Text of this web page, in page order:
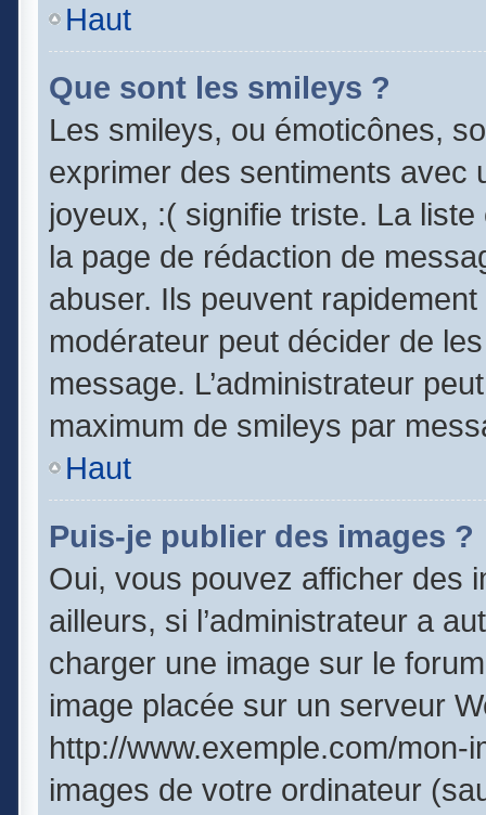
Haut
Que sont les smileys ?
Les smileys, ou émoticônes,
exprimer des sentiments avec
joyeux, :( signifie triste. La
la page de rédaction de
abuser. Ils peuvent
modérateur peut décider de
message. L’administrateur
maximum de smileys par
Haut
Puis-je publier des images ?
Oui, vous pouvez afficher des
ailleurs, si l’administrateur a
charger une image sur le
image placée sur un serveur
http://www.exemple.com/
images de votre ordinateur